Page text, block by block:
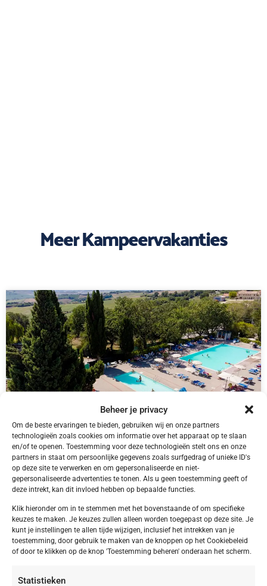
Beheer je privacy
Om de beste ervaringen te bieden, gebruiken wij en onze partners
technologieën zoals cookies om informatie over het apparaat op te slaan
en/of te openen. Toestemming voor deze technologieën stelt ons en onze
partners in staat om persoonlijke gegevens zoals surfgedrag of unieke ID's
op deze site te verwerken en om gepersonaliseerde en niet-
gepersonaliseerde advertenties te tonen. Als u geen toestemming geeft of
deze intrekt, kan dit invloed hebben op bepaalde functies.
Klik hieronder om in te stemmen met het bovenstaande of om specifieke
keuzes te maken. Je keuzes zullen alleen worden toegepast op deze site. Je
kunt je instellingen te allen tijde wijzigen, inclusief het intrekken van je
toestemming, door gebruik te maken van de knoppen op het Cookiebeleid
of door te klikken op de knop 'Toestemming beheren' onderaan het scherm.
Statistieken
Meer Kampeervakanties
IT,Le Marche
Le Marche San Costanzo Camping Mar y Sierra
€ 415,00